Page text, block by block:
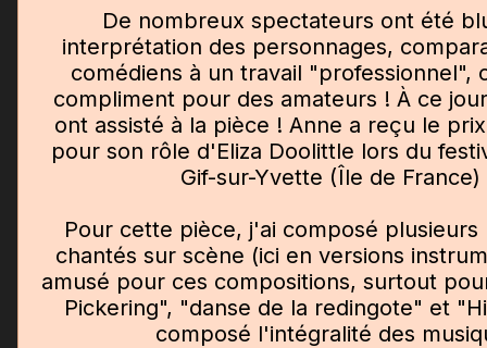
De nombreux spectateurs ont été
interprétation des personnages,
comédiens à un travail "professionnel",
compliment pour des amateurs ! À ce
ont assisté à la pièce ! Anne a reçu le
pour son rôle d'Eliza Doolittle lors du
Gif-sur-Yvette (Île de
Pour cette pièce, j'ai composé
chantés sur scène (ici en versions
amusé pour ces compositions, surtout
Pickering", "danse de la redingote" et
composé l'intégralité des